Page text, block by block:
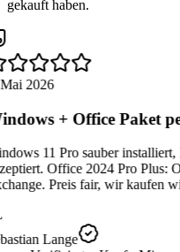
gekauft haben.
2026
+ Office Paket
11 Pro sauber
Office 2024 Pro Plus:
Preis fair, wir kaufen
Lange